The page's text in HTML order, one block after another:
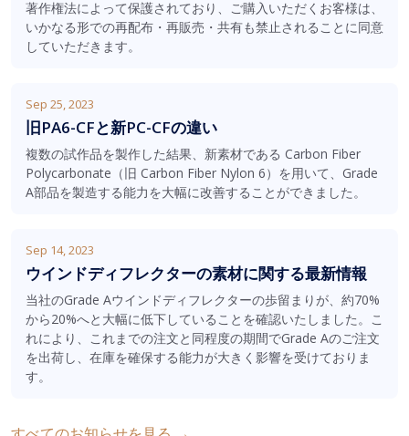
著作権法によって保護されており、ご購入いただくお客様は、
いかなる形での再配布・再販売・共有も禁止されることに同意
していただきます。
Sep 25, 2023
旧PA6-CFと新PC-CFの違い
複数の試作品を製作した結果、新素材である Carbon Fiber
Polycarbonate（旧 Carbon Fiber Nylon 6）を用いて、Grade
A部品を製造する能力を大幅に改善することができました。
Sep 14, 2023
ウインドディフレクターの素材に関する最新情報
当社のGrade Aウインドディフレクターの歩留まりが、約70%
から20%へと大幅に低下していることを確認いたしました。こ
れにより、これまでの注文と同程度の期間でGrade Aのご注文
を出荷し、在庫を確保する能力が大きく影響を受けておりま
す。